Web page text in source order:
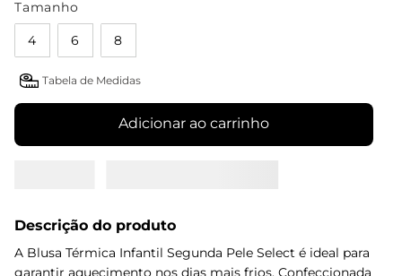
Tamanho
4 6 8
Tabela de Medidas
Adicionar ao carrinho
Descrição do produto
A Blusa Térmica Infantil Segunda Pele Select é ideal para
garantir aquecimento nos dias mais frios. Confeccionada